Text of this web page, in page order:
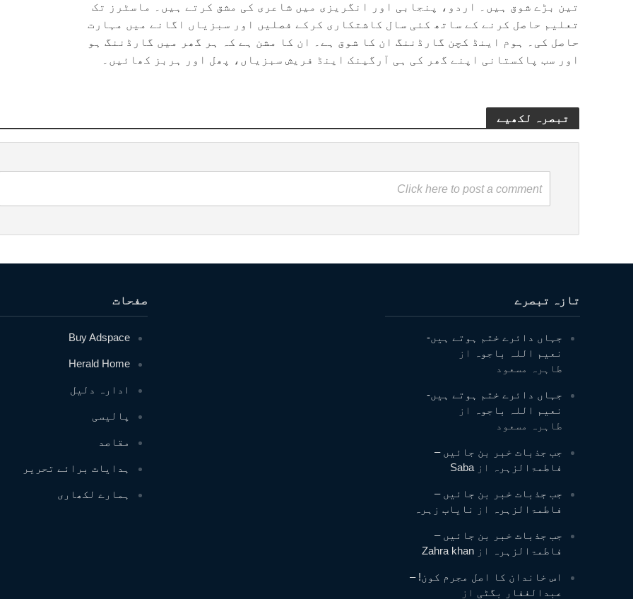
تین بڑے شوق ہیں۔ اردو، پنجابی اور انگریزی میں شاعری کی مشق کرتے ہیں۔ ماسٹرز تک
تعلیم حاصل کرنے کے ساتھ کئی سال کاشتکاری کرکے فصلیں اور سبزیاں اگانے میں مہارت
حاصل کی۔ ہوم اینڈ کچن گارڈننگ ان کا شوق ہے۔ ان کا مشن ہے کہ ہر گھر میں گارڈننگ ہو
اور سب پاکستانی اپنے گھر کی ہی آرگینک اینڈ فریش سبزیاں، پھل اور ہربز کھائیں۔
تبصرہ لکھیے
Click here to post a comment
صفحات
Buy Adspace
Herald Home
ادارہ دلیل
پالیسی
مقاصد
ہدایات برائے تحریر
ہمارے لکھاری
تازہ تبصرے
جہاں دائرے ختم ہوتے ہیں-
نعیم اللہ باجوہ
از
طاہرہ مسعود
جہاں دائرے ختم ہوتے ہیں-
نعیم اللہ باجوہ
از
طاہرہ مسعود
جب جذبات خبر بن جائیں –
فاطمۃالزہرہ
ازSaba
جب جذبات خبر بن جائیں –
فاطمۃالزہرہ
از نایاب زہرہ
جب جذبات خبر بن جائیں –
فاطمۃالزہرہ
ازZahra khan
اس خاندان کا اصل مجرم کون! –
عبدالغفار بگٹی از